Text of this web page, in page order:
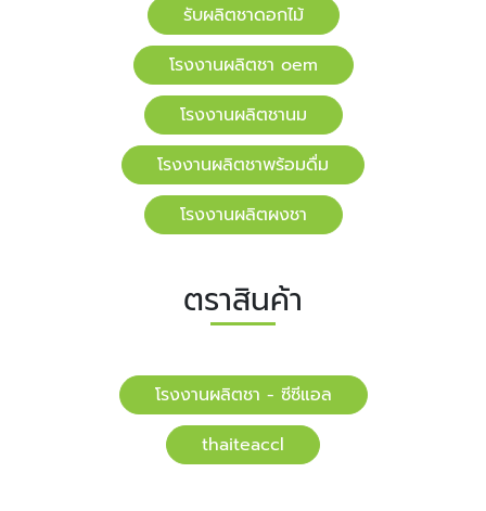
รับผลิตชาดอกไม้
โรงงานผลิตชา oem
โรงงานผลิตชานม
โรงงานผลิตชาพร้อมดื่ม
โรงงานผลิตผงชา
ตราสินค้า
โรงงานผลิตชา - ซีซีแอล
​​thaiteaccl